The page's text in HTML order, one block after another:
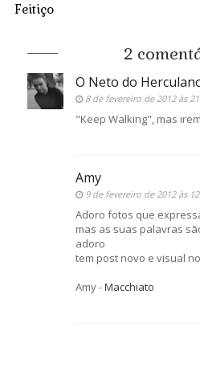
Feitiço
2
O Neto do
8 de fevereiro de 2012 às
"Keep Walking", mas
Amy
9 de fevereiro de 2012 às
Adoro fotos que
mas as suas palavras
adoro
tem post novo e visual
Amy -Macchiato